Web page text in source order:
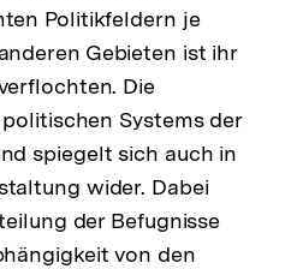
Politikfeldern je
Gebieten ist ihr
Die
Systems der
spiegelt sich auch in
wider. Dabei
der Befugnisse
von den